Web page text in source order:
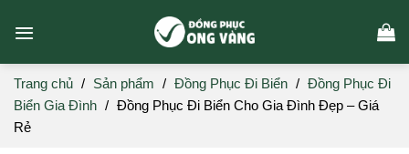
Trang chủ / Sản phẩm / Đồng Phục Đi Biển / Đồng Phục Đi
Biển Gia Đình / Đồng Phục Đi Biển Cho Gia Đình Đẹp – Giá
Rẻ